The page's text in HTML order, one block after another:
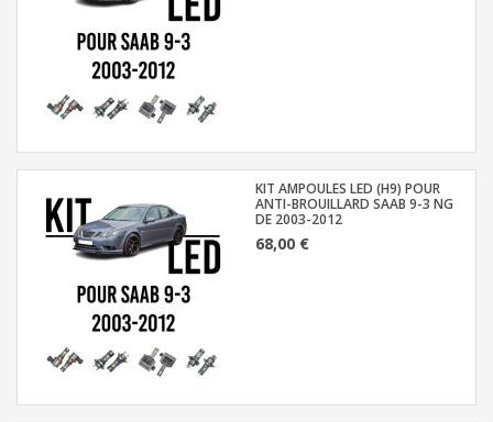
KIT AMPOULES LED (H9) POUR
ANTI-BROUILLARD SAAB 9-3 NG
DE 2003-2012
68,00 €